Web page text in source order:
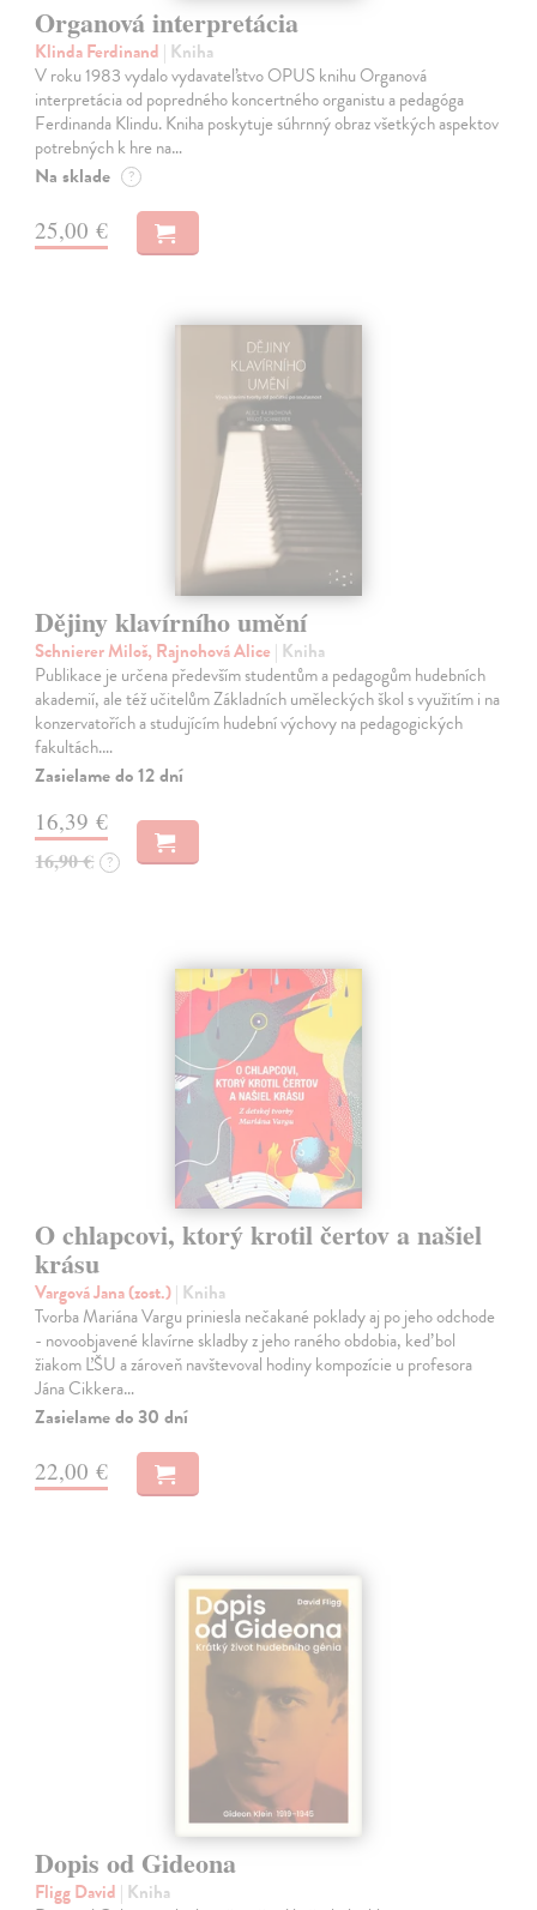
Organová interpretácia
Klinda Ferdinand | Kniha
V roku 1983 vydalo vydavateľstvo OPUS knihu Organová
interpretácia od popredného koncertného organistu a pedagóga
Ferdinanda Klindu. Kniha poskytuje súhrnný obraz všetkých aspektov
potrebných k hre na…
Na sklade ?
25,00 €
Dějiny klavírního umění
Schnierer Miloš, Rajnohová Alice | Kniha
Publikace je určena především studentům a pedagogům hudebních
akademií, ale též učitelům Základních uměleckých škol s využitím i na
konzervatořích a studujícím hudební výchovy na pedagogických
fakultách.…
Zasielame do 12 dní
16,39 €
16,90 € ?
O chlapcovi, ktorý krotil čertov a našiel
krásu
Vargová Jana (zost.)| Kniha
Tvorba Mariána Vargu priniesla nečakané poklady aj po jeho odchode
- novoobjavené klavírne skladby z jeho raného obdobia, keď bol
žiakom ĽŠU a zároveň navštevoval hodiny kompozície u profesora
Jána Cikkera…
Zasielame do 30 dní
22,00 €
Dopis od Gideona
Fligg David | Kniha